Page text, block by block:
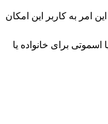
که این امر به کاربر این امکان
اسموتی برای خانواده یا